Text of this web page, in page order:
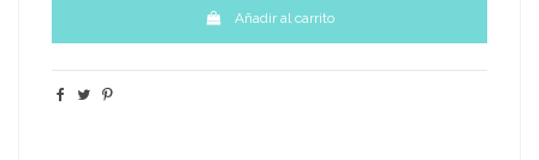
Añadir al carrito